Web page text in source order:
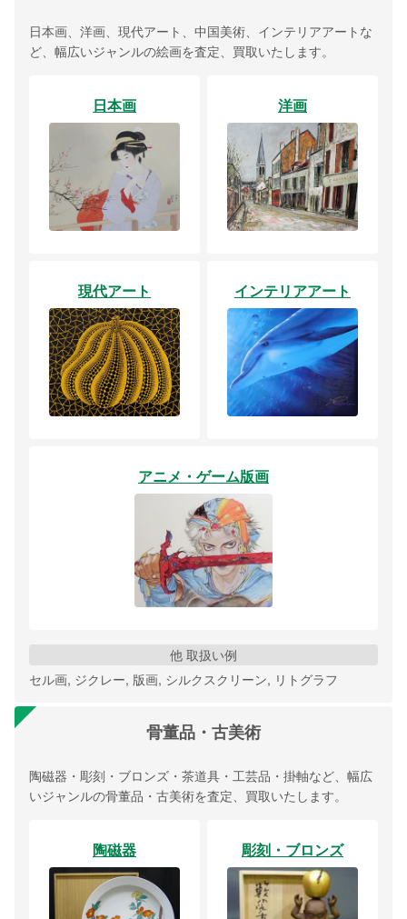
日本画、洋画、現代アート、中国美術、インテリアアートな
ど、幅広いジャンルの絵画を査定、買取いたします。
日本画 洋画
現代アート インテリアアート
アニメ・ゲーム版画
他 取扱い例
セル画, ジクレー, 版画, シルクスクリーン, リトグラフ
骨董品・古美術
陶磁器・彫刻・ブロンズ・茶道具・工芸品・掛軸など、幅広
いジャンルの骨董品・古美術を査定、買取いたします。
陶磁器 彫刻・ブロンズ